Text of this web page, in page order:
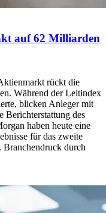
auf 62 Milliarden
rückt die
Während der Leitindex
blicken Anleger mit
Berichterstattung des
haben heute eine
für das zweite
Branchendruck durch